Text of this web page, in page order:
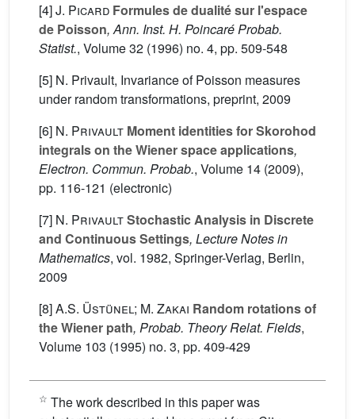
[4]J. Picard Formules de dualité sur l'espace
de Poisson, Ann. Inst. H. Poincaré Probab.
Statist., Volume 32 (1996) no. 4, pp. 509-548
[5] N. Privault, Invariance of Poisson measures
under random transformations, preprint, 2009
[6] N. Privault Moment identities for Skorohod
integrals on the Wiener space applications,
Electron. Commun. Probab., Volume 14 (2009),
pp. 116-121 (electronic)
[7] N. PrivaultStochastic Analysis in Discrete
and Continuous Settings, Lecture Notes in
Mathematics, vol. 1982, Springer-Verlag, Berlin,
2009
[8]A.S. Üstünel; M. Zakai Random rotations of
the Wiener path, Probab. Theory Relat. Fields,
Volume 103 (1995) no. 3, pp. 409-429
☆ The work described in this paper was